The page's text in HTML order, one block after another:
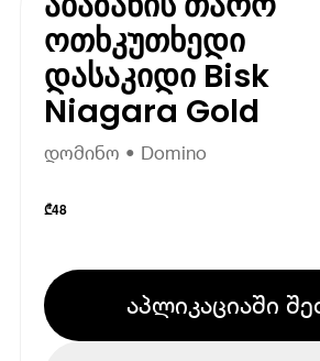
ოთხკუთხედი
დასაკიდი Bisk
Niagara Gold
დომინო • Domino
₾48
აპლიკაციაში